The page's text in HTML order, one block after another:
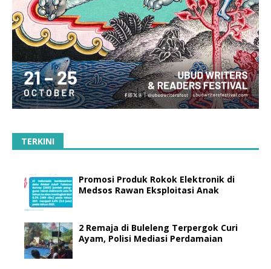
TERKINI
Promosi Produk Rokok Elektronik di
Medsos Rawan Eksploitasi Anak
2 Remaja di Buleleng Terpergok Curi
Ayam, Polisi Mediasi Perdamaian